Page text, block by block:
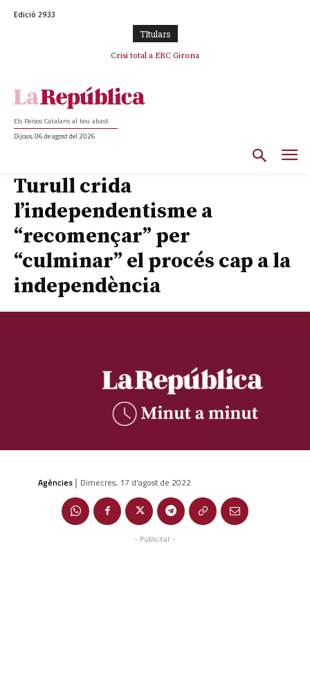
Edició 2933
TItulars
Crisi total a ERC Girona
Els Països Catalans al teu abast
Dijous, 06 de agost del 2026
Turull crida
l’independentisme a
“recomençar” per
“culminar” el procés cap a la
independència
Agències | Dimecres, 17 d'agost de 2022
- Publicitat -